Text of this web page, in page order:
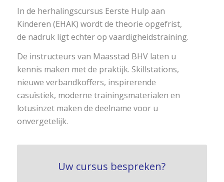
In de herhalingscursus Eerste Hulp aan
Kinderen (EHAK) wordt de theorie opgefrist,
de nadruk ligt echter op vaardigheidstraining.
De instructeurs van Maasstad BHV laten u
kennis maken met de praktijk. Skillstations,
nieuwe verbandkoffers, inspirerende
casuïstiek, moderne trainingsmaterialen en
lotusinzet maken de deelname voor u
onvergetelijk.
Uw cursus bespreken?